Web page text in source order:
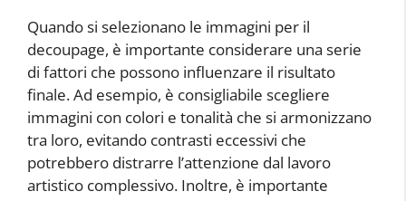
Quando si selezionano le immagini per il
decoupage, è importante considerare una serie
di fattori che possono influenzare il risultato
finale. Ad esempio, è consigliabile scegliere
immagini con colori e tonalità che si armonizzano
tra loro, evitando contrasti eccessivi che
potrebbero distrarre l’attenzione dal lavoro
artistico complessivo. Inoltre, è importante